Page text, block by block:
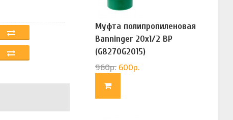
Муфта полипропиленовая
Banninger 20х1/2 ВР
(G8270G2015)
960р. 600р.